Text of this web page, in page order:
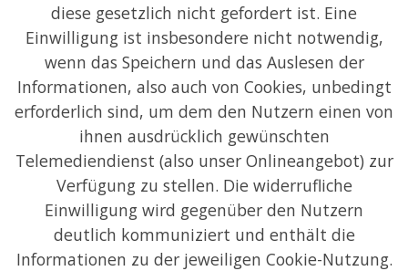
diese gesetzlich nicht gefordert ist. Eine
Einwilligung ist insbesondere nicht notwendig,
wenn das Speichern und das Auslesen der
Informationen, also auch von Cookies, unbedingt
erforderlich sind, um dem den Nutzern einen von
ihnen ausdrücklich gewünschten
Telemediendienst (also unser Onlineangebot) zur
Verfügung zu stellen. Die widerrufliche
Einwilligung wird gegenüber den Nutzern
deutlich kommuniziert und enthält die
Informationen zu der jeweiligen Cookie-Nutzung.